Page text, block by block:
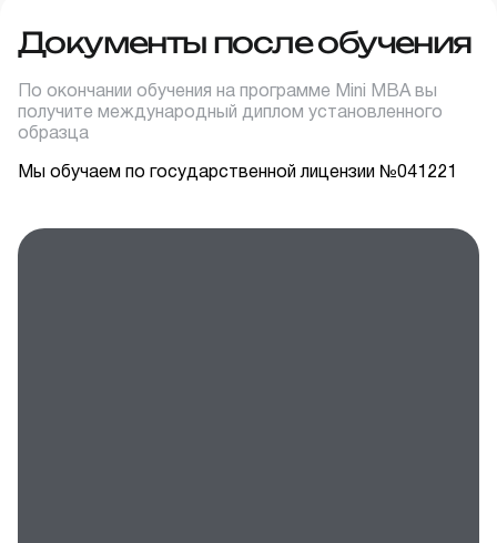
Документы после обучения
По окончании обучения на программе Mini MBA вы
получите международный диплом установленного
образца
Мы обучаем по государственной лицензии №041221